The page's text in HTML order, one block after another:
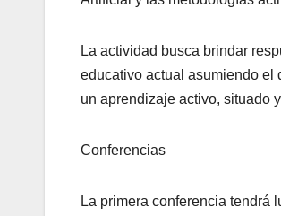
La actividad busca brindar
educativo actual asumiendo el
un aprendizaje activo, situado
Conferencias
La primera conferencia tendrá